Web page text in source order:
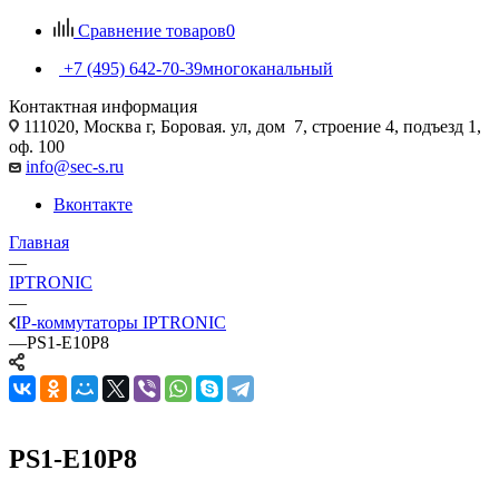
Сравнение товаров0
+7 (495) 642-70-39многоканальный
Контактная информация
111020, Москва г, Боровая. ул, дом 7, строение 4, подъезд 1,
оф. 100
info@sec-s.ru
Вконтакте
Главная
—
IPTRONIC
—
IP-коммутаторы IPTRONIC
—PS1-E10P8
PS1-E10P8